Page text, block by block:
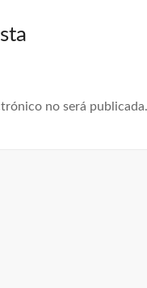
no será publicada.